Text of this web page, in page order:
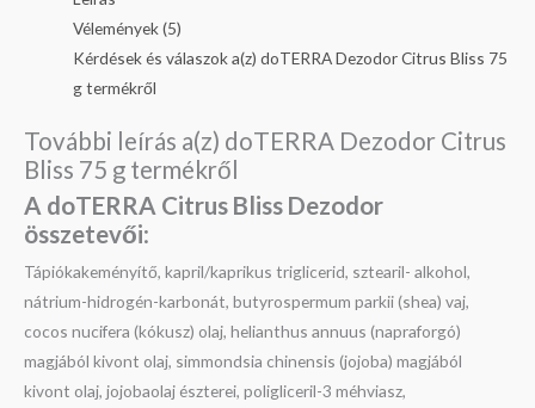
Vélemények (5)
Kérdések és válaszok a(z) doTERRA Dezodor Citrus Bliss 75
g termékről
További leírás a(z) doTERRA Dezodor Citrus
Bliss 75 g termékről
A doTERRA Citrus Bliss Dezodor
összetevői:
Tápiókakeményítő, kapril/kaprikus triglicerid, sztearil- alkohol,
nátrium-hidrogén-karbonát, butyrospermum parkii (shea) vaj,
cocos nucifera (kókusz) olaj, helianthus annuus (napraforgó)
magjából kivont olaj, simmondsia chinensis (jojoba) magjából
kivont olaj, jojobaolaj észterei, poligliceril-3 méhviasz,